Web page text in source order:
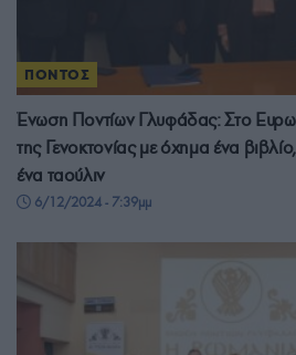
ΠΟΝΤΟΣ
Ένωση Ποντίων Γλυφάδας: Στο
της Γενοκτονίας με όχημα ένα
ένα ταούλιν
6/12/2024 - 7:39μμ